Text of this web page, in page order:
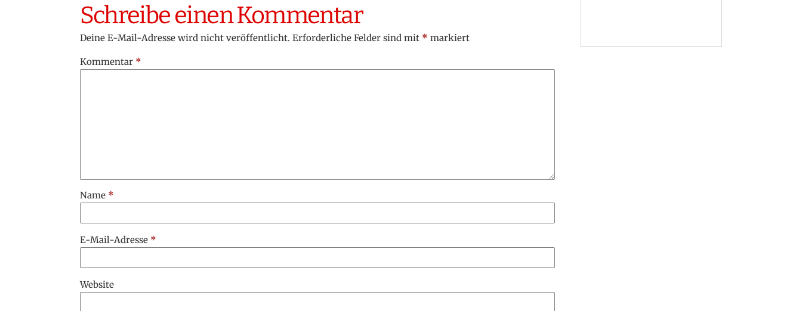
Schreibe einen Kommentar
Deine E-Mail-Adresse wird nicht veröffentlicht. Erforderliche Felder sind mit * markiert
Kommentar *
Name *
E-Mail-Adresse *
Website